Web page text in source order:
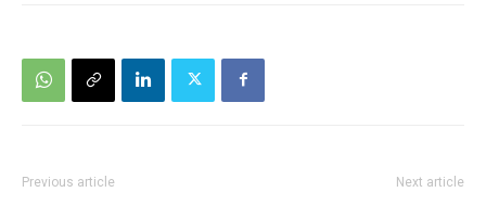
Previous article Next article